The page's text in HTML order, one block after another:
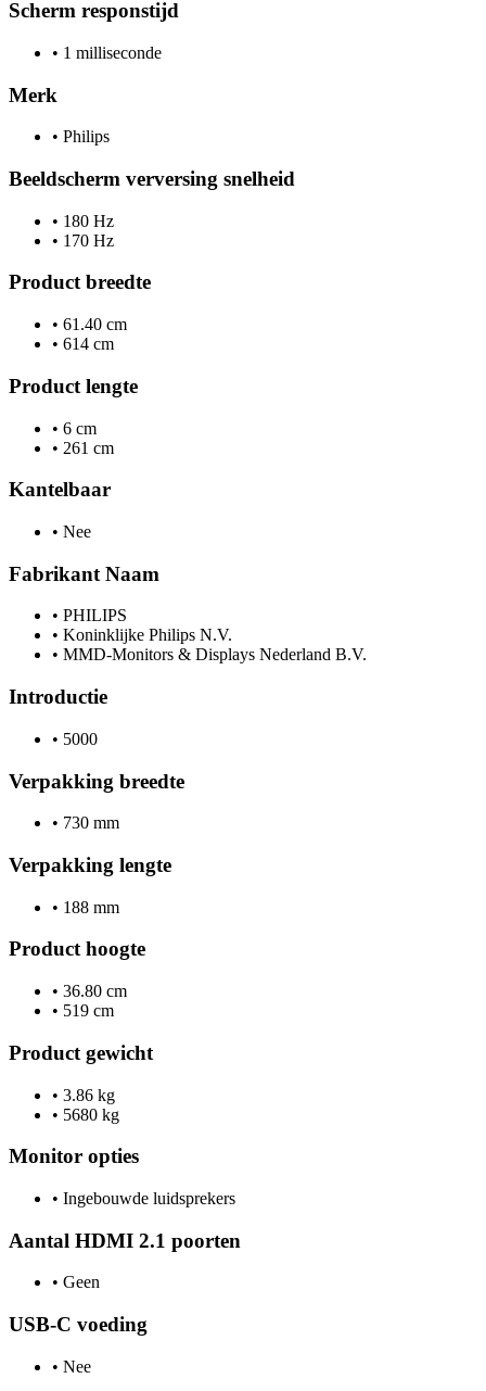
Scherm responstijd
• 1 milliseconde
Merk
• Philips
Beeldscherm verversing snelheid
• 180 Hz
• 170 Hz
Product breedte
• 61.40 cm
• 614 cm
Product lengte
• 6 cm
• 261 cm
Kantelbaar
• Nee
Fabrikant Naam
• PHILIPS
• Koninklijke Philips N.V.
• MMD-Monitors & Displays Nederland B.V.
Introductie
• 5000
Verpakking breedte
• 730 mm
Verpakking lengte
• 188 mm
Product hoogte
• 36.80 cm
• 519 cm
Product gewicht
• 3.86 kg
• 5680 kg
Monitor opties
• Ingebouwde luidsprekers
Aantal HDMI 2.1 poorten
• Geen
USB-C voeding
• Nee